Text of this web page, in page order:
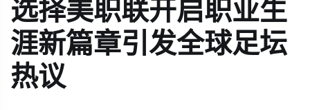
选择美职联开启职业生
涯新篇章引发全球足坛
热议